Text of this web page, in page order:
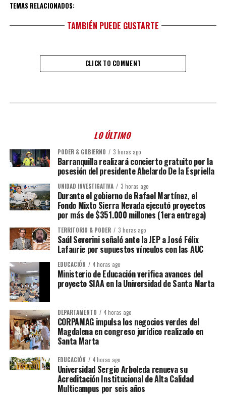
TEMAS RELACIONADOS:
TAMBIÉN PUEDE GUSTARTE
CLICK TO COMMENT
LO ÚLTIMO
PODER & GOBIERNO 3 horas ago
Barranquilla realizará concierto gratuito por la
posesión del presidente Abelardo De la Espriella
UNIDAD INVESTIGATIVA 3 horas ago
Durante el gobierno de Rafael Martínez, el
Fondo Mixto Sierra Nevada ejecutó proyectos
por más de $351.000 millones (1era entrega)
TERRITORIO & PODER 3 horas ago
Saúl Severini señaló ante la JEP a José Félix
Lafaurie por supuestos vínculos con las AUC
EDUCACIÓN 4 horas ago
Ministerio de Educación verifica avances del
proyecto SIAA en la Universidad de Santa Marta
DEPARTAMENTO 4 horas ago
CORPAMAG impulsa los negocios verdes del
Magdalena en congreso jurídico realizado en
Santa Marta
EDUCACIÓN 4 horas ago
Universidad Sergio Arboleda renueva su
Acreditación Institucional de Alta Calidad
Multicampus por seis años